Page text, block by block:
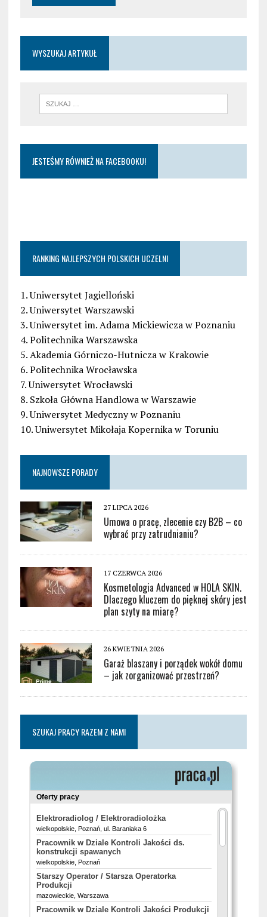
WYSZUKAJ ARTYKUŁ
JESTEŚMY RÓWNIEŻ NA FACEBOOKU!
RANKING NAJLEPSZYCH POLSKICH UCZELNI
1. Uniwersytet Jagielloński
2. Uniwersytet Warszawski
3. Uniwersytet im. Adama Mickiewicza w Poznaniu
4. Politechnika Warszawska
5. Akademia Górniczo-Hutnicza w Krakowie
6. Politechnika Wrocławska
7. Uniwersytet Wrocławski
8. Szkoła Główna Handlowa w Warszawie
9. Uniwersytet Medyczny w Poznaniu
10. Uniwersytet Mikołaja Kopernika w Toruniu
NAJNOWSZE PORADY
27 LIPCA 2026
Umowa o pracę, zlecenie czy B2B – co
wybrać przy zatrudnianiu?
17 CZERWCA 2026
Kosmetologia Advanced w HOLA SKIN.
Dlaczego kluczem do pięknej skóry jest
plan szyty na miarę?
26 KWIETNIA 2026
Garaż blaszany i porządek wokół domu
– jak zorganizować przestrzeń?
SZUKAJ PRACY RAZEM Z NAMI